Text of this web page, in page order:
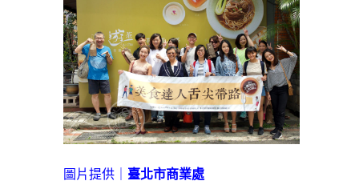
圖片提供｜ 臺北市商業處